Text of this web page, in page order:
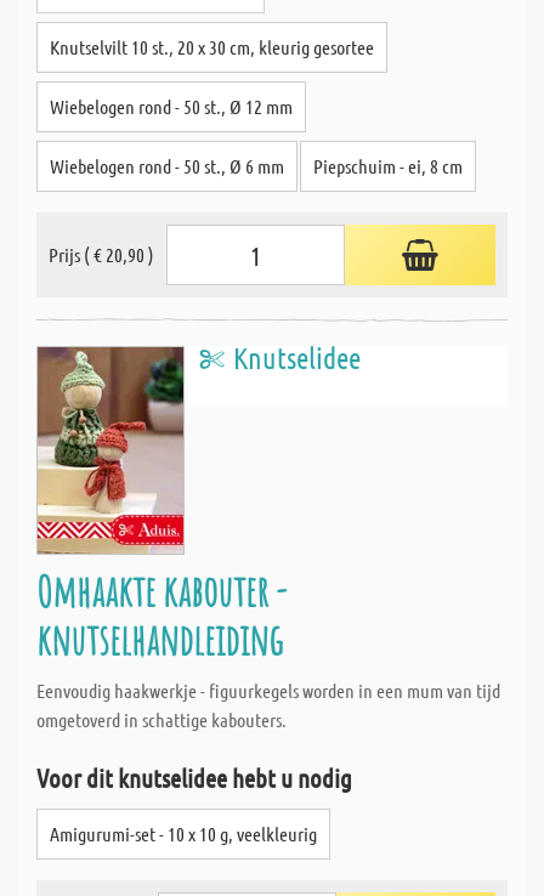
Knutselvilt 10 st., 20 x 30 cm, kleurig gesortee
Wiebelogen rond - 50 st., Ø 12 mm
Wiebelogen rond - 50 st., Ø 6 mm Piepschuim - ei, 8 cm
Prijs ( € 20,90 )
Knutselidee
Omhaakte kabouter -
knutselhandleiding
Eenvoudig haakwerkje - figuurkegels worden in een mum van tijd
omgetoverd in schattige kabouters.
Voor dit knutselidee hebt u nodig
Amigurumi-set - 10 x 10 g, veelkleurig